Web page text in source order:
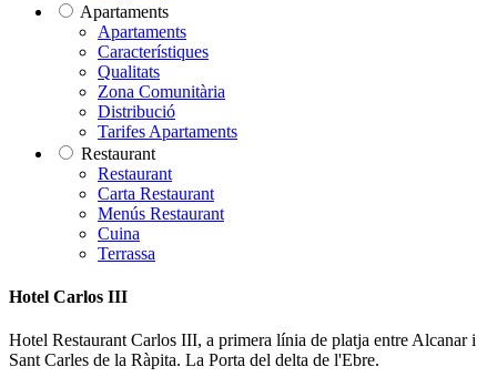
Apartaments
Apartaments
Característiques
Qualitats
Zona Comunitària
Distribució
Tarifes Apartaments
Restaurant
Restaurant
Carta Restaurant
Menús Restaurant
Cuina
Terrassa
Hotel Carlos III
Hotel Restaurant Carlos III, a primera línia de platja entre Alcanar i
Sant Carles de la Ràpita. La Porta del delta de l'Ebre.